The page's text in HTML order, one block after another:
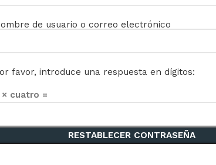
de usuario o correo electrónico
favor, introduce una respuesta en dígitos:
× cuatro =
RESTABLECER CONTRASEÑA